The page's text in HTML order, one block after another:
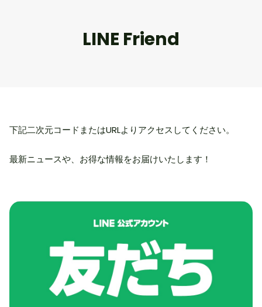
LINE Friend
下記二次元コードまたはURLよりアクセスしてください。
最新ニュースや、お得な情報をお届けいたします！